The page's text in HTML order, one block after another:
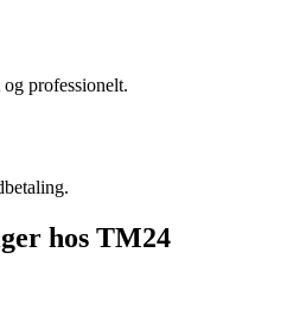
professionelt.
hos TM24